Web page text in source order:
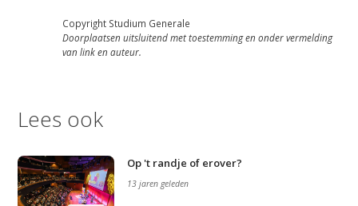
Copyright Studium Generale
Doorplaatsen uitsluitend met toestemming en onder vermelding
van link en auteur.
Lees ook
Op 't randje of erover?
13 jaren geleden